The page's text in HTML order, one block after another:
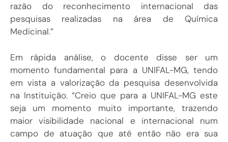
razão do reconhecimento internacional das
pesquisas realizadas na área de Química
Medicinal.”
Em rápida análise, o docente disse ser um
momento fundamental para a UNIFAL-MG, tendo
em vista a valorização da pesquisa desenvolvida
na Instituição. “Creio que para a UNIFAL-MG este
seja um momento muito importante, trazendo
maior visibilidade nacional e internacional num
campo de atuação que até então não era sua